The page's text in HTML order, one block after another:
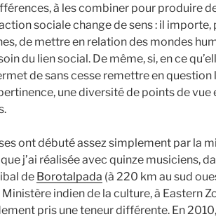
à les combiner pour produire
sociale change de sens : il
de mettre en relation des mondes
du lien social. De même, si, en ce
de sans cesse remettre en question
une diversité de points de vue
ont débuté assez simplement par la
j’ai réalisée avec quinze musiciens,
de Borotalpada (à 220 km au sud
indien de la culture, à Eastern
pris une teneur différente. En